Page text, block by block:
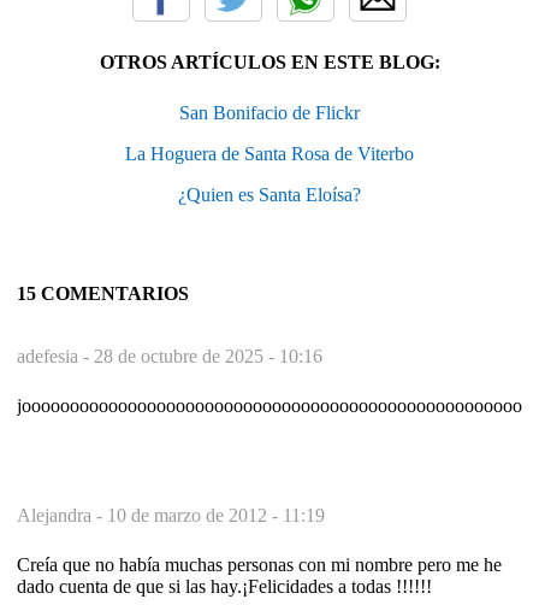
OTROS ARTÍCULOS EN ESTE BLOG:
San Bonifacio de Flickr
La Hoguera de Santa Rosa de Viterbo
¿Quien es Santa Eloísa?
15 COMENTARIOS
adefesia - 28 de octubre de 2025 - 10:16
Alejandra - 10 de marzo de 2012 - 11:19
Creía que no había muchas personas con mi nombre pero me he
dado cuenta de que si las hay.¡Felicidades a todas !!!!!!